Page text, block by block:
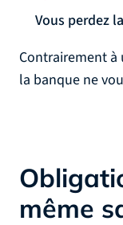
Vous perdez
Contrairement à
la banque ne
même